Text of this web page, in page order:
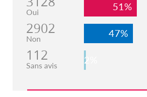
Oui 51%
2902
Non 47%
112
Sans avis 2%